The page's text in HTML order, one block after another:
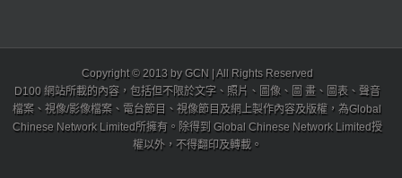
Copyright © 2013 by GCN | All Rights Reserved
D100 網站所載的內容，包括但不限於文字、照片、圖像、圖 畫、圖表、聲音
檔案、視像/影像檔案、電台節目、視像節目及網上製作內容及版權，為Global
Chinese Network Limited所擁有。除得到 Global Chinese Network Limited授
權以外，不得翻印及轉載。